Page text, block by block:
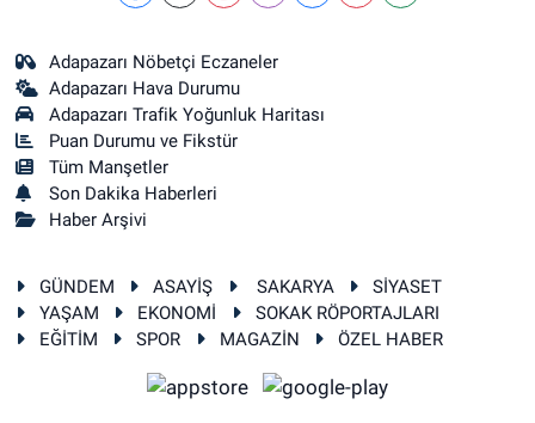
Adapazarı Nöbetçi Eczaneler
Adapazarı Hava Durumu
Adapazarı Trafik Yoğunluk Haritası
Puan Durumu ve Fikstür
Tüm Manşetler
Son Dakika Haberleri
Haber Arşivi
GÜNDEM ASAYİŞ SAKARYA
SİYASET
YAŞAM
EKONOMİ
SOKAK RÖPORTAJLARI
EĞİTİM
SPOR MAGAZİN ÖZEL HABER